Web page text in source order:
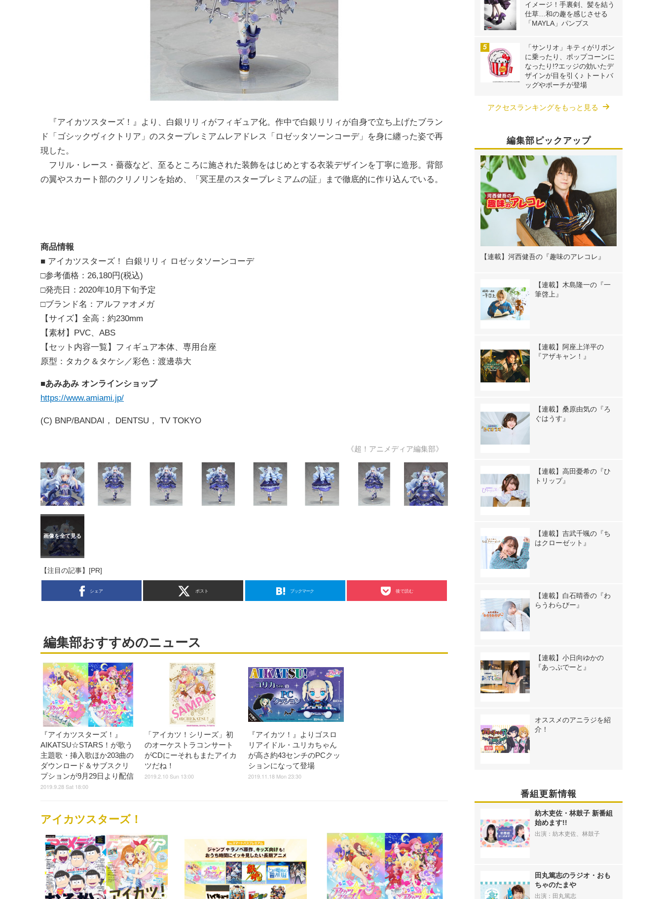
『アイカツスターズ！』より、白銀リリィがフィギュア化。作中で白銀リリィが自身で立ち上げたブラン
ド「ゴシックヴィクトリア」のスタープレミアムレアドレス「ロゼッタソーンコーデ」を身に纏った姿で再
現した。
フリル・レース・薔薇など、至るところに施された装飾をはじめとする衣装デザインを丁寧に造形。背部
の翼やスカート部のクリノリンを始め、「冥王星のスタープレミアムの証」まで徹底的に作り込んでいる。
商品情報
■ アイカツスターズ！ 白銀リリィ ロゼッタソーンコーデ
□参考価格： 26,180円 (税込)
□発売日： 2020年10月下旬予定
□ブランド名：アルファオメガ
【サイズ】全高：約230mm
【素材】 PVC、 ABS
【セット内容一覧】フィギュア本体、専用台座
原型：タカク＆タケシ／彩色：渡邊恭大
■あみあみ オンラインショップ
https://www.amiami.jp/
(C) BNP/BANDAI， DENTSU， TV TOKYO
《超！アニメディア編集部》
【注目の記事】[PR]
シェア ポスト ブックマーク 後で読む
編集部おすすめのニュース
『アイカツスターズ！』
AIKATSU☆STARS！が歌う
主題歌・挿入歌ほか203曲の
ダウンロード＆サブスクリ
プションが9月29日より配信
2019.9.28 Sat 18:00
「アイカツ！シリーズ」初
のオーケストラコンサート
がCDにーそれもまたアイカ
ツだね！
2019.2.10 Sun 13:00
『アイカツ！』よりゴスロ
リアイドル・ユリカちゃん
が高さ約43センチのPCクッ
ションになって登場
2019.11.18 Mon 23:30
アイカツスターズ！
イメージ！手裏剣、髪を結う
仕草…和の趣を感じさせる
「MAYLA」パンプス
「サンリオ」キティがリボン
に乗ったり、ポップコーンに
なったり!?エッジの効いたデ
ザインが目を引く♪ トートバ
ッグやポーチが登場
アクセスランキングをもっと見る
編集部ピックアップ
【連載】河西健吾の『趣味のアレコレ』
【連載】木島隆一の『一
筆啓上』
【連載】阿座上洋平の
『アザキャン！』
【連載】桑原由気の『ろ
ぐはうす』
【連載】高田憂希の『ひ
トリップ』
【連載】吉武千颯の『ち
はクローゼット』
【連載】白石晴香の『わ
らうわらびー』
【連載】小日向ゆかの
『あっぷでーと』
オススメのアニラジを紹
介！
番組更新情報
紡木吏佐・林鼓子 新番組
始めます!!
出演：紡木吏佐、林鼓子
田丸篤志のラジオ・おも
ちゃのたまや
出演：田丸篤志